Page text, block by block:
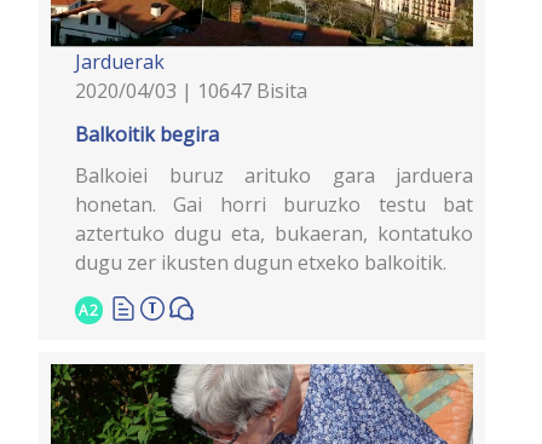
Jarduerak
2020/04/03 | 10647 Bisita
Balkoitik begira
Balkoiei buruz arituko gara jarduera
honetan. Gai horri buruzko testu bat
aztertuko dugu eta, bukaeran, kontatuko
dugu zer ikusten dugun etxeko balkoitik.
A2